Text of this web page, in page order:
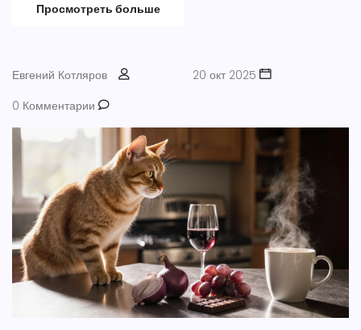
Просмотреть больше
Евгений Котляров
20 окт 2025
0 Комментарии